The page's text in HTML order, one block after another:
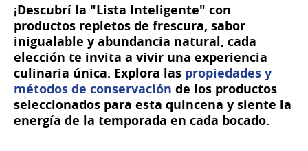
¡Descubrí la "Lista Inteligente" con
productos repletos de frescura, sabor
inigualable y abundancia natural, cada
elección te invita a vivir una experiencia
culinaria única. Explora las propiedades y
métodos de conservación de los productos
seleccionados para esta quincena y siente la
energía de la temporada en cada bocado.